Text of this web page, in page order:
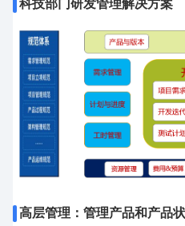
科技部门研发管理解决方案
高层管理：管理产品和产品